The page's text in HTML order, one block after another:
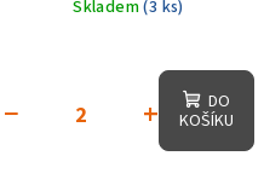
Skladem(3 ks)
+
−
DO
KOŠÍKU